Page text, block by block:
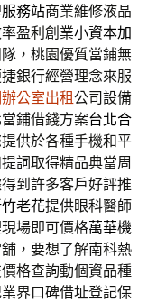
務站商業維修液晶
盈利創業小資本加
，桃園優質當鋪無
銀行經營理念來服
公室出租公司設備
鋪借錢方案台北合
供於各種手機和平
詞取得精品典當周
到許多客戶好評推
老花提供眼科醫師
場即可價格萬華機
，要想了解南科熱
格查詢動個資品種
業界口碑借址登記保